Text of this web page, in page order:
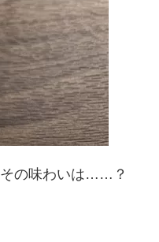
その味わいは……？